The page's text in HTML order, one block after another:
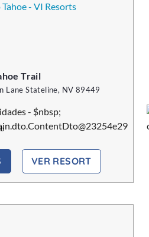
Trail
Lane Stateline, NV 89449
VER RESORT